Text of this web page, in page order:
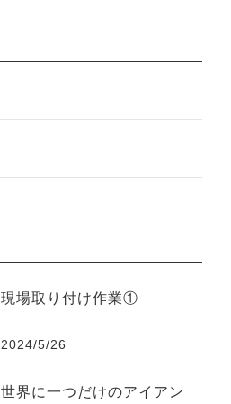
現場取り付け作業①
2024/5/26
世界に一つだけのアイアン